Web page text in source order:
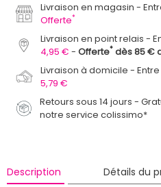
Livraison en magasin
Offerte*
Livraison en point relais
4,95 €
Offerte* dès 85 €
Livraison à domicile
5,79 €
Retours sous 14 jours -
notre service colissimo*
Description Détails du